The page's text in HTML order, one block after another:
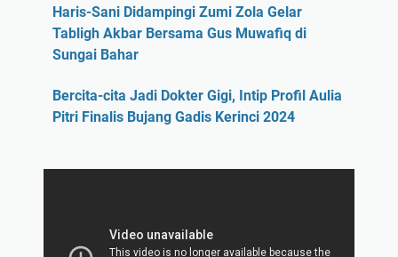
Haris-Sani Didampingi Zumi Zola Gelar
Tabligh Akbar Bersama Gus Muwafiq di
Sungai Bahar
Bercita-cita Jadi Dokter Gigi, Intip Profil Aulia
Pitri Finalis Bujang Gadis Kerinci 2024